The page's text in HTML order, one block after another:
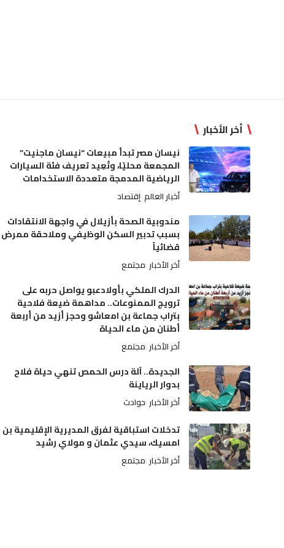
أخر الأخبار
نيسان مصر تبدأ مبيعات “نيسان ماجنيت”
المجمعة محليًا، وتُعِيد تعريف فئة السيارات
الرياضية المدمجة متعددة الاستخدامات
أخبار العالم إقتصاد
مندوبية الصحة بأزيلال في واجهة الانتقادات
بسبب تدبير السكن الوظيفي وملاحقة ممرض
قضائياً
أخر الأخبار مجتمع
الدرك الملكي بأولادعبو يواصل حربه على
ترويج الممنوعات.. مداهمة ضيعة فلاحية
بتراب جماعة بن امعاشو وحجز أزيد من أربعة
أطنان من ماء الحياة
أخر الأخبار مجتمع
الجديدة.. آلة درس الحمص تنهي حياة فلاح
بدوار الرياينة
أخر الأخبار حوادث
تدخلات استباقية لفرق المديرية الإقليمية بن
امسيك، سيدي عثمان و مولاي رشيد
أخر الأخبار مجتمع